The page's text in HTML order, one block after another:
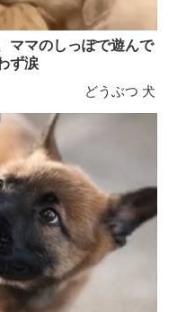
ママのしっぽで遊んで
ず涙
どうぶつ 犬